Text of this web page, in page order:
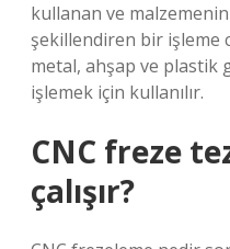
kullanan ve
şekillendiren bir işleme
metal, ahşap ve plastik
işlemek için kullanılır.
CNC freze
çalışır?